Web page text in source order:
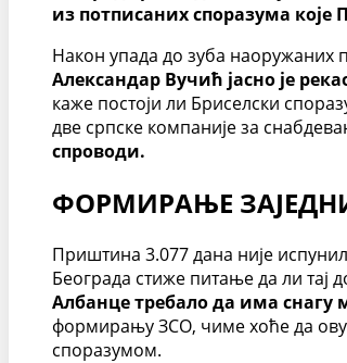
из потписаних споразума
Након упада до зуба наоружаних
Александар Вучић јасно је
каже постоји ли Бриселски
две српске компаније за
спроводи.
ФОРМИРАЊЕ
Приштина 3.077 дана није
Београда стиже питање да ли тај
Албанце требало да има снагу
формирању ЗСО, чиме хоће да ову
споразумом.